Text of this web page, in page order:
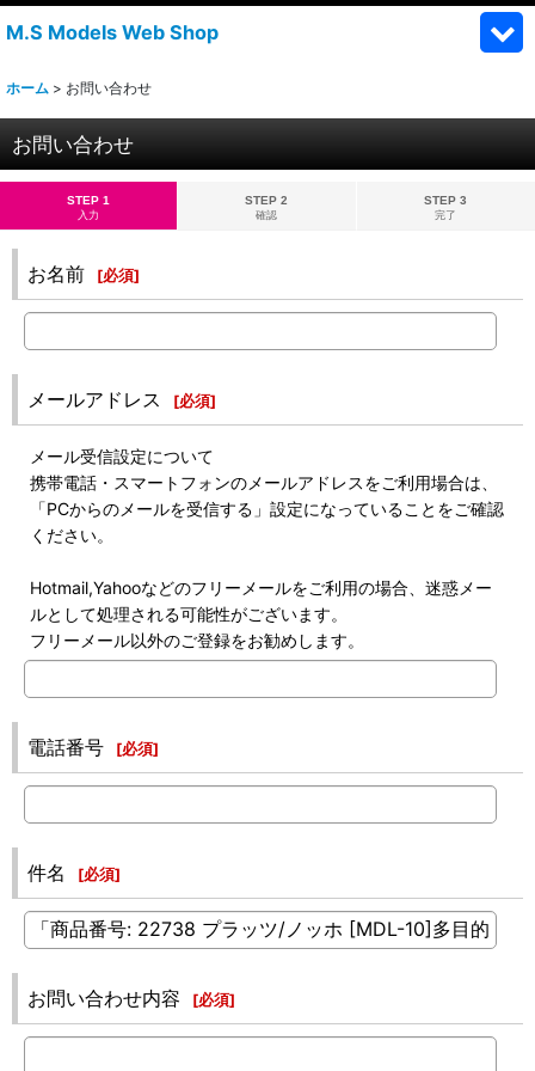
M.S Models Web Shop
ホーム > お問い合わせ
お問い合わせ
STEP 1
入力
STEP 2
確認
STEP 3
完了
お名前 [必須]
メールアドレス [必須]
メール受信設定について
携帯電話・スマートフォンのメールアドレスをご利用場合は、
「PCからのメールを受信する」設定になっていることをご確認
ください。
Hotmail,Yahooなどのフリーメールをご利用の場合、迷惑メー
ルとして処理される可能性がございます。
フリーメール以外のご登録をお勧めします。
電話番号 [必須]
件名 [必須]
お問い合わせ内容 [必須]